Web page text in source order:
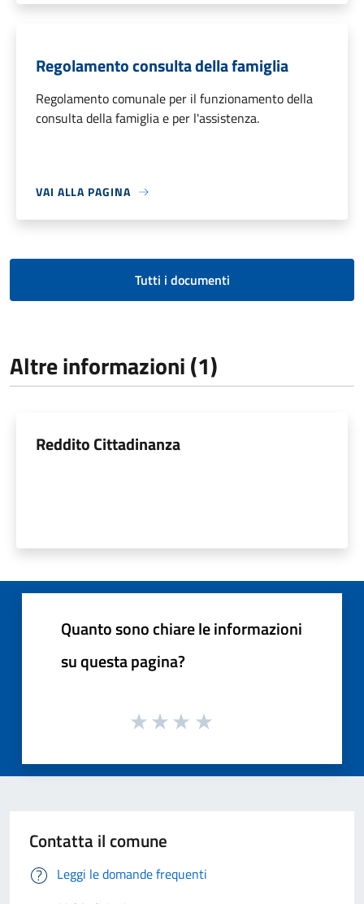
Regolamento consulta della famiglia
Regolamento comunale per il funzionamento della
consulta della famiglia e per l'assistenza.
VAI ALLA PAGINA
Tutti i documenti
Altre informazioni (1)
Reddito Cittadinanza
Quanto sono chiare le informazioni
su questa pagina?
Contatta il comune
Leggi le domande frequenti